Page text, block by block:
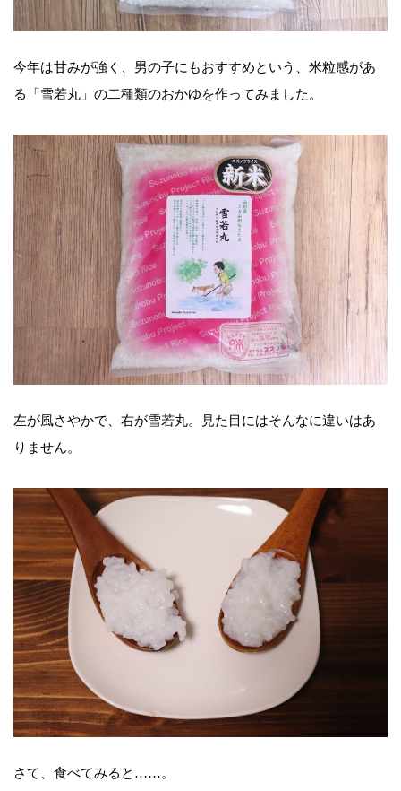
今年は甘みが強く、男の子にもおすすめという、米粒感があ
る「雪若丸」の二種類のおかゆを作ってみました。
左が風さやかで、右が雪若丸。見た目にはそんなに違いはあ
りません。
さて、食べてみると……。